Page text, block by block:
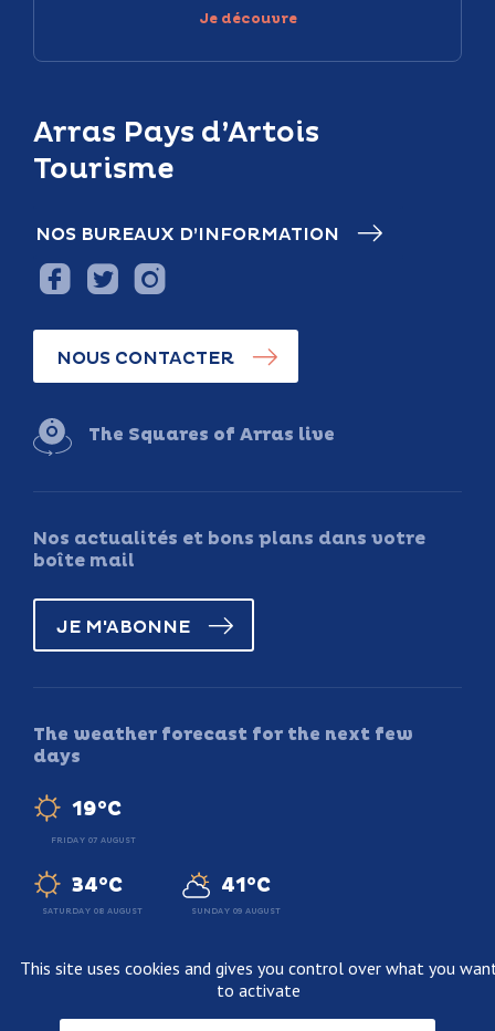
Arras Pays d’Artois
Tourisme
NOS BUREAUX D’INFORMATION
NOUS CONTACTER
The Squares of Arras live
Nos actualités et bons plans dans votre
boîte mail
JE M'ABONNE
The weather forecast for the next few
days
19°C
FRIDAY 07 AUGUST
34°C
SATURDAY 08 AUGUST
41°C
SUNDAY 09 AUGUST
Je découvre
This site uses cookies and gives you control over what you
to activate